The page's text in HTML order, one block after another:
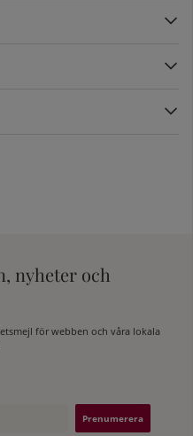
nyheter och
för webben och våra lokala